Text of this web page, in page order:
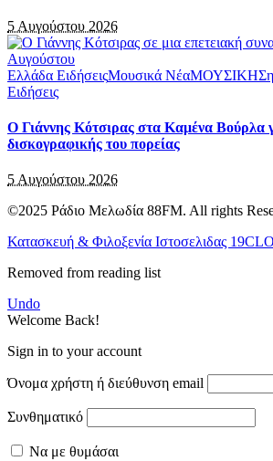
5 Αυγούστου 2026
Ελλάδα ΕιδήσειςΜουσικά ΝέαΜΟΥΣΙΚΗ
Ειδήσεις
Ο Γιάννης Κότσιρας στα Καμένα Βούρλα
δισκογραφικής του πορείας
5 Αυγούστου 2026
©2025 Ράδιο Μελωδία 88FM. All rights
Κατασκευή & Φιλοξενία Ιστοσελιδας
Removed from reading list
Undo
Welcome Back!
Sign in to your account
Όνομα χρήστη ή διεύθυνση email
Συνθηματικό
Να με θυμάσαι